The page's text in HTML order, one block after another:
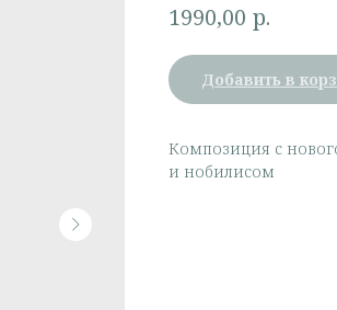
1990,00 р.
Добавить в
Композиция с
и нобилисом